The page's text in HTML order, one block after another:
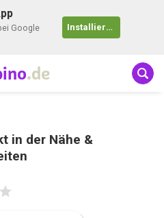
Google
Installieren
.de
in der Nähe &